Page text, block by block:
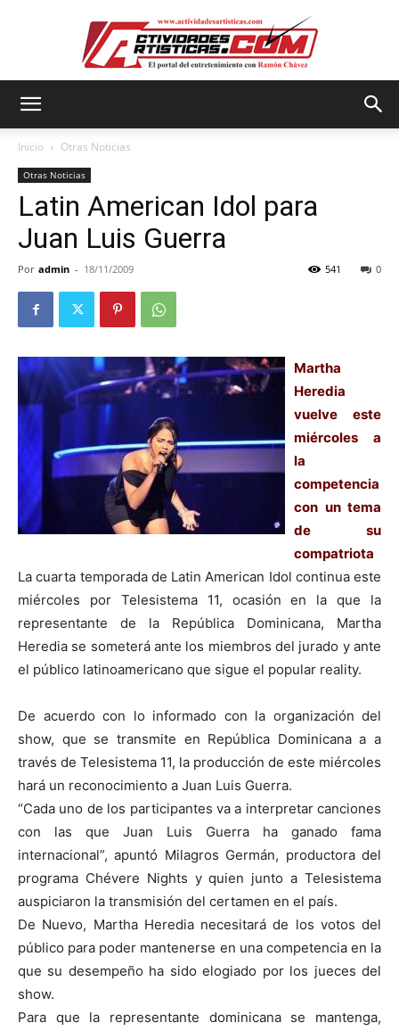
Inicio Otras Noticias
Otras Noticias
Latin American Idol para
Juan Luis Guerra
Por admin - 18/11/2009 0
541
Martha
Heredia
vuelve este
miércoles a
la
competencia
con un tema
de su
compatriota
La cuarta temporada de Latin American Idol continua este
miércoles por Telesistema 11, ocasión en la que la
representante de la República Dominicana, Martha
Heredia se someterá ante los miembros del jurado y ante
el público latinoamericano que sigue el popular reality.
De acuerdo con lo informado con la organización del
show, que se transmite en República Dominicana a a
través de Telesistema 11, la producción de este miércoles
hará un reconocimiento a Juan Luis Guerra.
“Cada uno de los participantes va a interpretar canciones
con las que Juan Luis Guerra ha ganado fama
internacional”, apuntó Milagros Germán, productora del
programa Chévere Nights y quien junto a Telesistema
auspiciaron la transmisión del certamen en el país.
De Nuevo, Martha Heredia necesitará de los votos del
público para poder mantenerse en una competencia en la
que su desempeño ha sido elogiado por los jueces del
show.
Para que la representante dominicana se mantenga,